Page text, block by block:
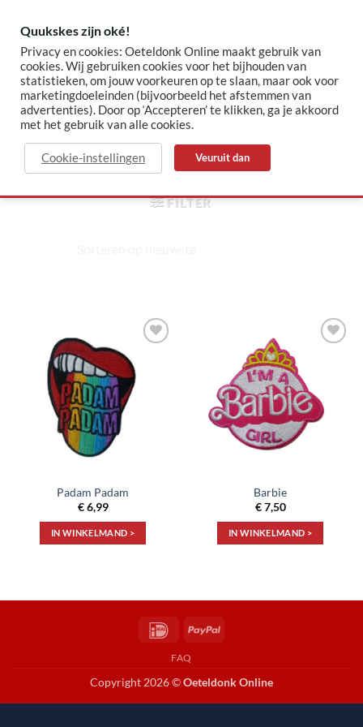
content
✓ Sinds 2015 jouw Oeteldonk-shop ✓ Veilig betalen via Mollie
barbie
HOME / PRODUCTEN GETAGGED “BARBIE”
FILTER
Toevoegen
verlanglijst
Padam Padam
€6,99
IN WINKELMAND >
verlanglijst
Barbie
€7,50
IN WINKELMAND >
IDeal PayPal
FAQ
Copyright 2026 ©Oeteldonk Online
Quukskes zijn oké!
Privacy en cookies: Oeteldonk Online maakt gebruik van
cookies. Wij gebruiken cookies voor het bijhouden van
statistieken, om jouw voorkeuren op te slaan, maar ook voor
marketingdoeleinden (bijvoorbeeld het afstemmen van
advertenties). Door op ‘Accepteren’ te klikken, ga je akkoord
met het gebruik van alle cookies.
Cookie-instellingen Veuruit dan